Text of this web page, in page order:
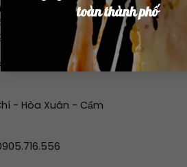
toàn thành phố
nổi tiếng về pizza chất
đáo và đa dạng. Với
trải nghiệm ẩm thực
đã trở thành
ngành công nghiệp
- Hòa Xuân - Cẩm